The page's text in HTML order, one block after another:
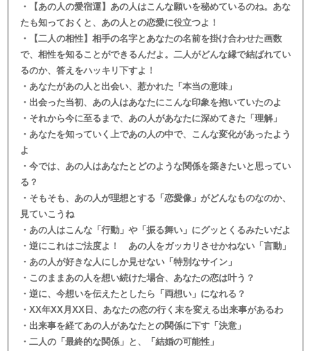
・【あの人の愛宿運】あの人はこんな願いを秘めているのね。あな
たも知っておくと、あの人との恋愛に役立つよ！
・【二人の相性】相手の名字とあなたの名前を掛け合わせた画数
で、相性を知ることができるんだよ。二人がどんな縁で結ばれてい
るのか、答えをハッキリ下すよ！
・あなたがあの人と出会い、惹かれた「本当の意味」
・出会った当初、あの人はあなたにこんな印象を抱いていたのよ
・それから今に至るまで、あの人があなたに深めてきた「理解」
・あなたを知っていく上であの人の中で、こんな変化があったよう
よ
・今では、あの人はあなたとどのような関係を築きたいと思ってい
る？
・そもそも、あの人が理想とする「恋愛像」がどんなものなのか、
見ていこうね
・あの人はこんな「行動」や「振る舞い」にグッとくるみたいだよ
・逆にこれはご法度よ！ あの人をガッカリさせかねない「言動」
・あの人が好きな人にしか見せない「特別なサイン」
・このままあの人を想い続けた場合、あなたの恋は叶う？
・逆に、今想いを伝えたとしたら「両想い」になれる？
・XX年XX月XX日、あなたの恋の行く末を変える出来事があるわ
・出来事を経てあの人があなたとの関係に下す「決意」
・二人の「最終的な関係」と、「結婚の可能性」